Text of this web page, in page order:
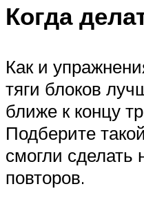
Когда
Как и
тяги блоков
ближе к концу
Подберите
смогли сделать
повторов.